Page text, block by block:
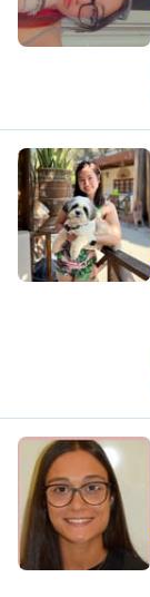
C
L